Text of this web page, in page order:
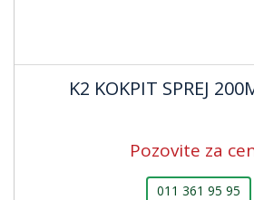
K2 KOKPIT SPREJ
Pozovite za
011 361 95 95